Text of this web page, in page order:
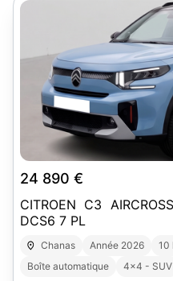
24 890 €
CITROEN C3
DCS6 7 PL
Chanas Année 2026 10
Boîte automatique
4x4 - SUV